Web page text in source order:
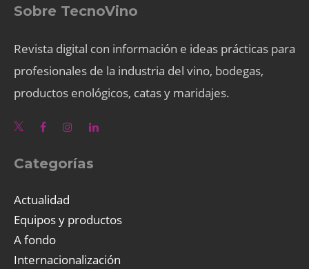
Sobre TecnoVino
Revista digital con información e ideas prácticas para
profesionales de la industria del vino, bodegas,
productos enológicos, catas y maridajes.
Categorías
Actualidad
Equipos y productos
A fondo
Internacionalización